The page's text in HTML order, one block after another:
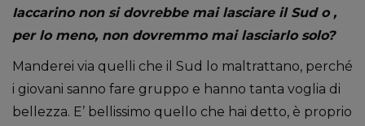
Iaccarino non si dovrebbe mai lasciare il Sud o ,
per lo meno, non dovremmo mai lasciarlo solo?
Manderei via quelli che il Sud lo maltrattano, perché
i giovani sanno fare gruppo e hanno tanta voglia di
bellezza. E’ bellissimo quello che hai detto, è proprio